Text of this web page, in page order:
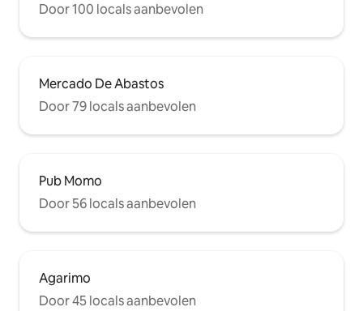
Door 100 locals aanbevolen
Mercado De Abastos
Door 79 locals aanbevolen
Pub Momo
Door 56 locals aanbevolen
Agarimo
Door 45 locals aanbevolen